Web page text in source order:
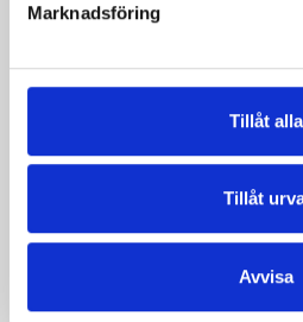
Marknadsföring
Tillåt alla
Tillåt
Avvisa
Detta är en original
Tillverkare: Battle-Merchant
KG, Gehrn 4, 25596 Wacken
Kontakt: